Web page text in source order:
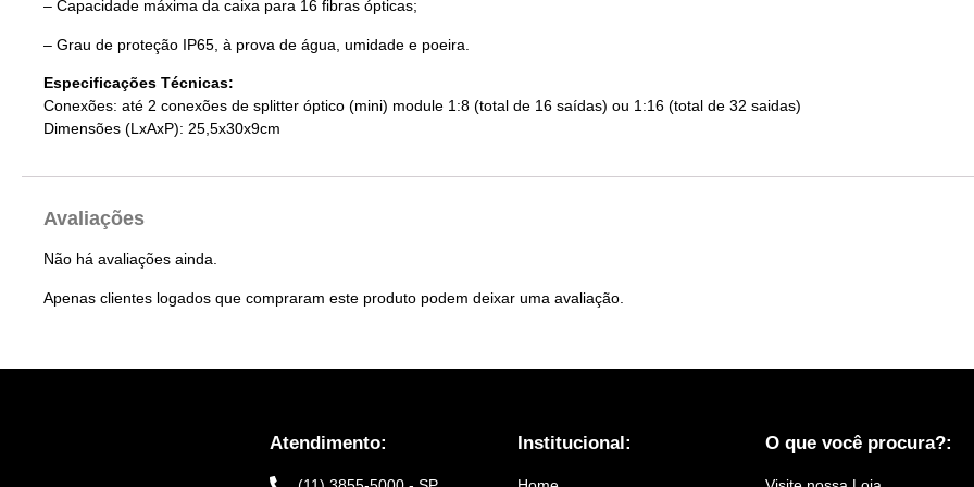
– Capacidade máxima da caixa para 16 fibras ópticas;
– Grau de proteção IP65, à prova de água, umidade e poeira.
Especificações Técnicas:
Conexões: até 2 conexões de splitter óptico (mini) module 1:8 (total de 16 saídas) ou 1:16 (total de 32 saidas)
Dimensões (LxAxP): 25,5x30x9cm
Avaliações
Não há avaliações ainda.
Apenas clientes logados que compraram este produto podem deixar uma avaliação.
Atendimento: Institucional: O que você procura?: